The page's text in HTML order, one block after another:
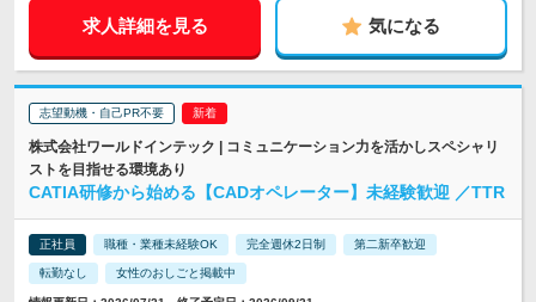
求人詳細を見る 気になる
志望動機・自己PR不要
株式会社ワールドインテック | コミュニケーション力を活かしスペシャリ
ストを目指せる環境あり
CATIA研修から始める【CADオペレーター】未経験歓迎 ／TTR
正社員 職種・業種未経験OK 完全週休2日制 第二新卒歓迎
転勤なし 女性のおしごと掲載中